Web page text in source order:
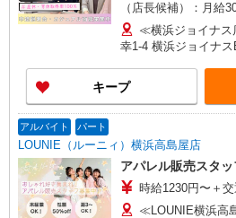
（店長候補）：月
270,000円〜 ★固定
含む） ※経験・能力考慮 ※固定残業時間は1ヶ月
あたり20時間、超過
3万円まで交通費支
同条件 【手当】固定残業手当／資格手当／店舗職
制手当／住宅手当（
当の種類はエリアに
時にお尋ねください。 ＼入社３大特典キャンペー
ン実施中！／※詳細は
≪横浜ジョイナス
幸1-4 横浜ジョイナ
キープ
アルバイト パート
LOUNIE（ルーニィ）横浜高島屋店
アパレル販売スタッ
時給1230円〜＋
≪LOUNIE横浜高